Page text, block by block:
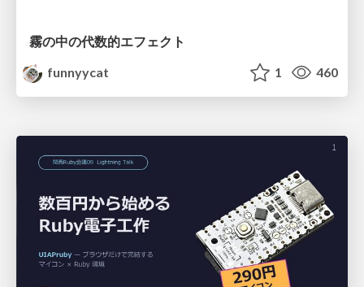
霧の中の代数的エフェクト
funnyycat
1 460